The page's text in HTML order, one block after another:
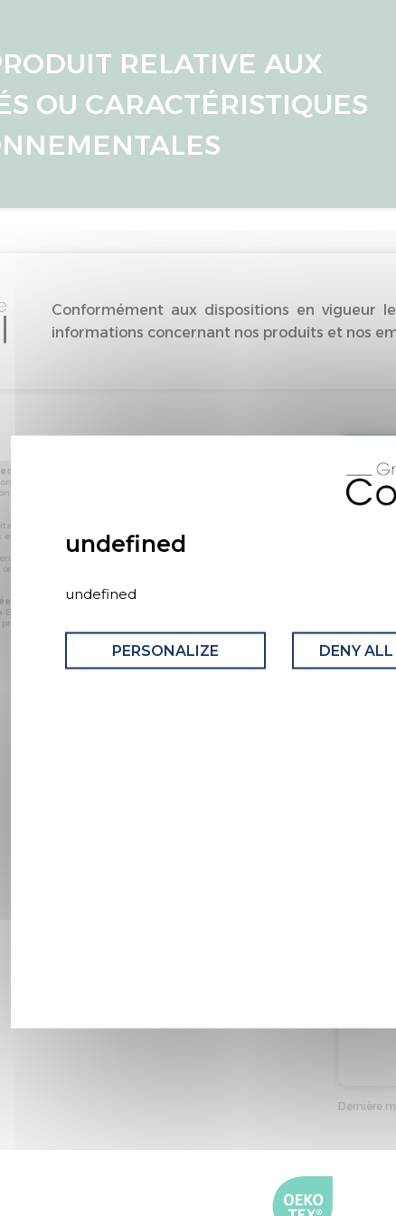
RELATIVE AUX
OU CARACTÉRISTIQUES
Conformément aux dispositions en vigueur
informations concernant nos produits et nos
:
emballage. Si l’information n'est pas précisée, le
pas de matières recyclées.
recyclable » : la matière recyclée produite par
œuvre représente plus de 50 % en masse du déchet
recyclable » : la matière recyclée produite par les
représente plus de 95 % en masse du déchet
au produit : nous déclarons dans cette rubrique les
et CITEO (Eco organismes français) lors de
Ce
Cet
Dernière
undefined
undefined
PERSONALIZE DENY